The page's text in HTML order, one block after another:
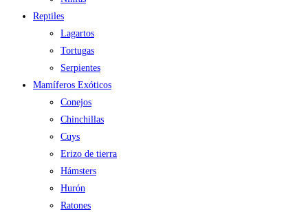
Reptiles
Lagartos
Tortugas
Serpientes
Mamíferos Exóticos
Conejos
Chinchillas
Cuys
Erizo de tierra
Hámsters
Hurón
Ratones